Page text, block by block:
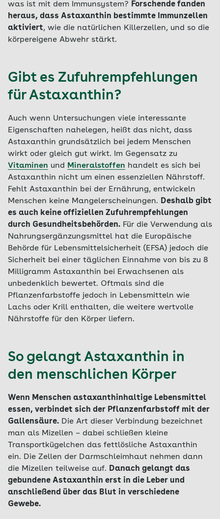
was ist mit dem Immunsystem? Forschende fanden
heraus, dass Astaxanthin bestimmte Immunzellen
aktiviert, wie die natürlichen Killerzellen, und so die
körpereigene Abwehr stärkt.
Gibt es Zufuhrempfehlungen
für Astaxanthin?
Auch wenn Untersuchungen viele interessante
Eigenschaften nahelegen, heißt das nicht, dass
Astaxanthin grundsätzlich bei jedem Menschen
wirkt oder gleich gut wirkt. Im Gegensatz zu
Vitaminen und Mineralstoffen handelt es sich bei
Astaxanthin nicht um einen essenziellen Nährstoff.
Fehlt Astaxanthin bei der Ernährung, entwickeln
Menschen keine Mangelerscheinungen. Deshalb gibt
es auch keine offiziellen Zufuhrempfehlungen
durch Gesundheitsbehörden. Für die Verwendung als
Nahrungsergänzungsmittel hat die Europäische
Behörde für Lebensmittelsicherheit (EFSA) jedoch die
Sicherheit bei einer täglichen Einnahme von bis zu 8
Milligramm Astaxanthin bei Erwachsenen als
unbedenklich bewertet. Oftmals sind die
Pflanzenfarbstoffe jedoch in Lebensmitteln wie
Lachs oder Krill enthalten, die weitere wertvolle
Nährstoffe für den Körper liefern.
So gelangt Astaxanthin in
den menschlichen Körper
Wenn Menschen astaxanthinhaltige Lebensmittel
essen, verbindet sich der Pflanzenfarbstoff mit der
Gallensäure. Die Art dieser Verbindung bezeichnet
man als Mizellen – dabei schließen kleine
Transportkügelchen das fettlösliche Astaxanthin
ein. Die Zellen der Darmschleimhaut nehmen dann
die Mizellen teilweise auf. Danach gelangt das
gebundene Astaxanthin erst in die Leber und
anschließend über das Blut in verschiedene
Gewebe.